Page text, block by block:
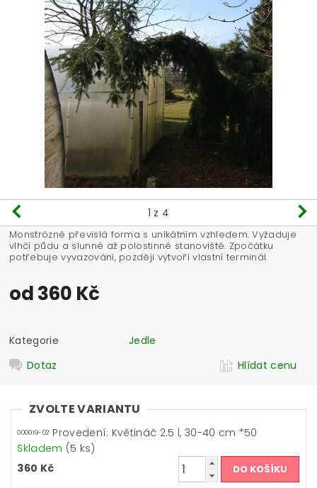
1 z 4
Monstrózně převislá forma s unikátním vzhledem. Vyžaduje
vlhčí půdu a slunné až polostinné stanoviště. Zpočátku
potřebuje vyvazování, později vytvoří vlastní terminál.
od 360 Kč
Kategorie
Jedle
Dotaz
Hlídat cenu
ZVOLTE VARIANTU
000019-02 Provedení: Květináč 2.5 l, 30-40 cm *50
Skladem (5 ks)
360 Kč